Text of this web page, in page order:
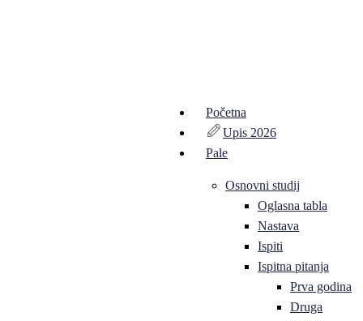
Početna
Upis 2026
Pale
Osnovni studij
Oglasna tabla
Nastava
Ispiti
Ispitna pitanja
Prva godina
Druga